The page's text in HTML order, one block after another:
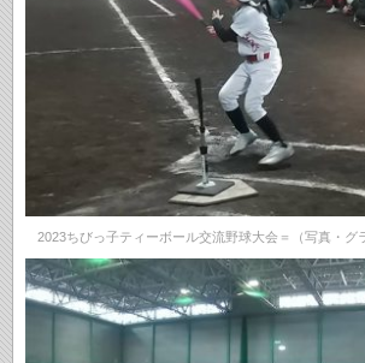
2023ちびっ子ティーボール交流野球大会＝（写真・グ